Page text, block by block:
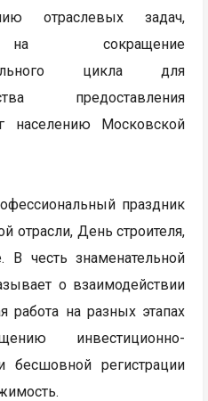
отраслевых задач,
на сокращение
цикла для
предоставления
населению Московской
праздник
отрасли, День строителя,
В честь знаменательной
о взаимодействии
работа на разных этапах
инвестиционно-
бесшовной регистрации